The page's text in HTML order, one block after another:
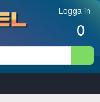
Logga in
0